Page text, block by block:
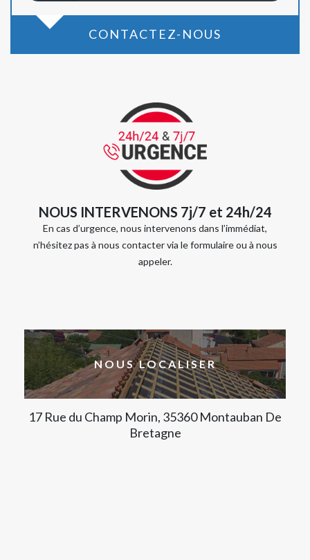
CONTACTEZ-NOUS
NOUS INTERVENONS 7j/7 et 24h/24
En cas d’urgence, nous intervenons dans l’immédiat,
n’hésitez pas à nous contacter via le formulaire ou à nous
appeler.
NOUS LOCALISER
17 Rue du Champ Morin, 35360 Montauban De
Bretagne